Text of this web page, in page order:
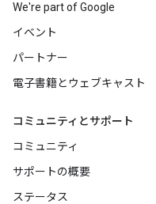
We're part of Google
イベント
パートナー
電子書籍とウェブキャスト
コミュニティとサポート
コミュニティ
サポートの概要
ステータス